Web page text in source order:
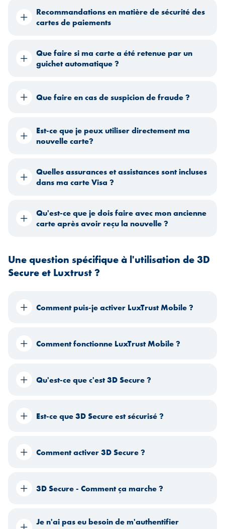
Recommandations en matière de sécurité des
cartes de paiements
Que faire si ma carte a été retenue par un
guichet automatique ?
Que faire en cas de suspicion de fraude ?
Est-ce que je peux utiliser directement ma
nouvelle carte?
Quelles assurances et assistances sont incluses
dans ma carte Visa ?
Qu'est-ce que je dois faire avec mon ancienne
carte après avoir reçu la nouvelle ?
Une question spécifique à l'utilisation de 3D
Secure et Luxtrust ?
Comment puis-je activer LuxTrust Mobile ?
Comment fonctionne LuxTrust Mobile ?
Qu'est-ce que c'est 3D Secure ?
Est-ce que 3D Secure est sécurisé ?
Comment activer 3D Secure ?
3D Secure - Comment ça marche ?
Je n'ai pas eu besoin de m'authentifier